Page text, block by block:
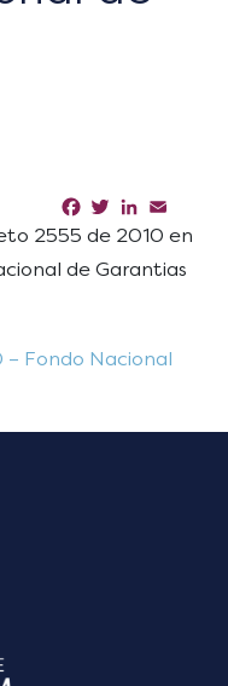
Facebook
TwitterLinkedIn
2555 de 2010 en
de Garantias
– Fondo Nacional